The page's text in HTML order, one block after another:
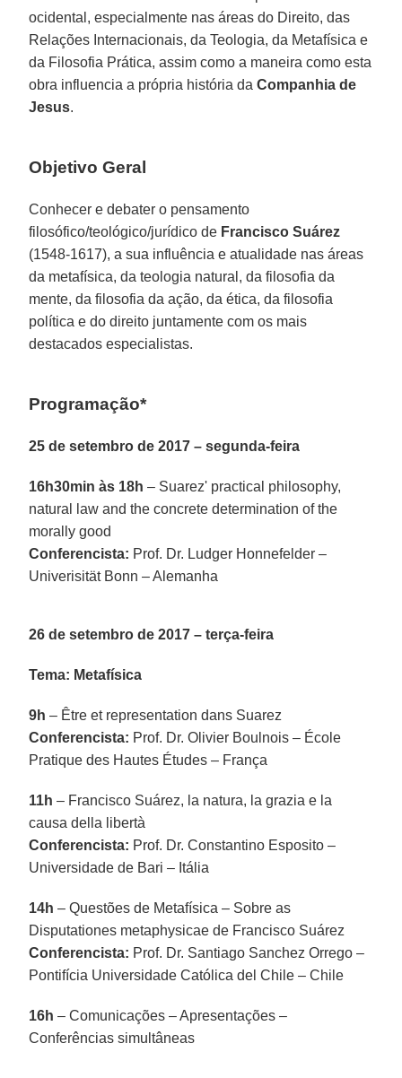
ocidental, especialmente nas áreas do Direito, das
Relações Internacionais, da Teologia, da Metafísica e
da Filosofia Prática, assim como a maneira como esta
obra influencia a própria história daCompanhia de
Jesus.
Objetivo Geral
Conhecer e debater o pensamento
filosófico/teológico/jurídico de Francisco Suárez
(1548-1617), a sua influência e atualidade nas áreas
da metafísica, da teologia natural, da filosofia da
mente, da filosofia da ação, da ética, da filosofia
política e do direito juntamente com os mais
destacados especialistas.
Programação*
25 de setembro de 2017 – segunda-feira
16h30min às 18h – Suarez' practical philosophy,
natural law and the concrete determination of the
morally good
Conferencista: Prof. Dr. Ludger Honnefelder –
Univerisität Bonn – Alemanha
26 de setembro de 2017 – terça-feira
Tema: Metafísica
9h – Être et representation dans Suarez
Conferencista: Prof. Dr. Olivier Boulnois – École
Pratique des Hautes Études – França
11h – Francisco Suárez, la natura, la grazia e la
causa della libertà
Conferencista: Prof. Dr. Constantino Esposito –
Universidade de Bari – Itália
14h – Questões de Metafísica – Sobre as
Disputationes metaphysicae de Francisco Suárez
Conferencista: Prof. Dr. Santiago Sanchez Orrego –
Pontifícia Universidade Católica del Chile – Chile
16h – Comunicações – Apresentações –
Conferências simultâneas